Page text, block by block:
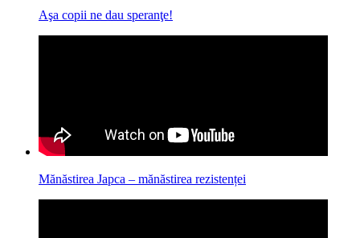
Aşa copii ne dau speranţe!
Mănăstirea Japca – mănăstirea rezistenței